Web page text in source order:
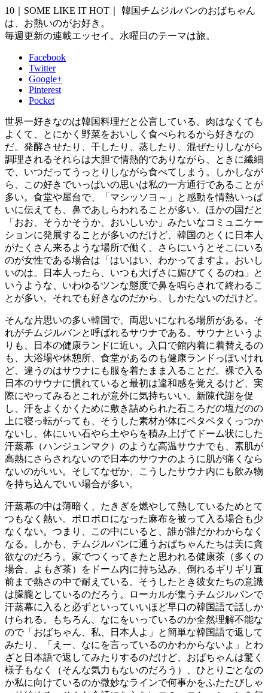
10｜SOME LIKE IT HOT｜ 韓国チムジルバンのおばちゃん
は、お熱いのがお好き。
毎週更新の連載エッセイ。水曜日のテーマは旅。
Facebook
Twitter
Google+
Pinterest
Pocket
世界一好きなのは韓国料理だと公言している。肉はなくても
よくて、とにかく野菜をおいしく食べられるから好きなの
だ。発酵させたり、干したり、蒸したり、混ぜたりしながら
調理されるそれらは大胆で情熱的でありながら、ときに繊細
で、いつだってうっとりしながら食べてしまう。しかしなが
ら、この好きでいっぱいの思いは私の一方通行であることが
多い。食堂や屋台で、「マシッソヨ～」と感動を情熱いっぱ
いに伝えても、鼻であしらわれることが多い。ほかの国だと
「おお、そうかそうか、おいしいか」みたいなコミュニケー
ションに発展することが多いのだけど、韓国のとくに日本人
がたくさん来るような場所で働く、さらにいうとそこにいる
のが女性である場合は「はいはい、わかってますよ。おいし
いのは。日本人ったら、いつも大げさに媚びてくるのね」と
いうような、いわゆるツンな態度で鼻を鳴らされて終わるこ
とが多い。それでも好きなのだから、しかたないのだけど。
そんな片思いの多い韓国で、両思いになれる場所がある。そ
れがチムジルバンと呼ばれるサウナである。サウナというよ
りも、日本の健康ランドに近い。入口で館内着に着替えるの
も、大浴場や休憩所、食堂があるのも健康ランドっぽいけれ
ど、違うのはサウナにも服を着たまま入ることだ。裸で入る
日本のサウナに慣れていると最初は違和感を覚えるけど、実
際にやってみるとこれが意外に気持ちいい。新陳代謝を促
し、汗をよくかくために敷き詰められた石ころだの塩だのの
上に寝っ転がっても、そうした素材が体にベタベタくっつか
ないし、体にいい石やら土やらを積み上げてドーム状にした
汗蒸幕（ハンジュンマク）のような高温サウナでも、素肌が
高熱にさらされないので日本のサウナのように肌が痛くなら
ないのがいい。そしてなぜか、こうしたサウナ内にも飲み物
を持ち込んでいい場合が多い。
汗蒸幕の中は薄暗く、たきぎを燃やして熱しているためとて
つもなく熱い。ボロボロになった麻布を被って入る場合も少
なくない。つまり、この中にいると、誰が誰だかわからなく
なる。しかも、チムジルバンに通うおばちゃんたちは美に貪
欲なのだろう。家でつくってきたと思われる健康茶（多くの
場合、よもぎ茶）をドーム内に持ち込み、倒れるギリギリ直
前まで熱さの中で耐えている。そうしたとき彼女たちの意識
は朦朧としているのだろう。ローカルが集うチムジルバンで
汗蒸幕に入ると必ずといっていいほど早口の韓国語で話しか
けられる。もちろん、なにをいっているのか全然理解不能な
ので「おばちゃん、私、日本人よ」と簡単な韓国語で返して
みたり、「えー、なにを言っているのかわからないよ」とわ
ざと日本語で返してみたりするのだけど、おばちゃんは驚く
様子もなく（そんな気力もないのだろう）、ひとりごとなの
か私に向けているのか微妙なラインで何事かをふたたびしゃ